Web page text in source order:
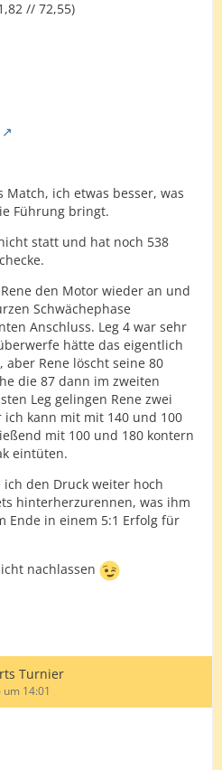
// 72,55)
ich etwas besser, was
Führung bringt.
statt und hat noch 538
den Motor wieder an und
Schwächephase
Anschluss. Leg 4 war sehr
hätte das eigentlich
Rene löscht seine 80
die 87 dann im zweiten
Leg gelingen Rene zwei
kann mit mit 140 und 100
mit 100 und 180 kontern
eintüten.
den Druck weiter hoch
hinterherzurennen, was ihm
Ende in einem 5:1 Erfolg für
nachlassen
Turnier
um 14:01